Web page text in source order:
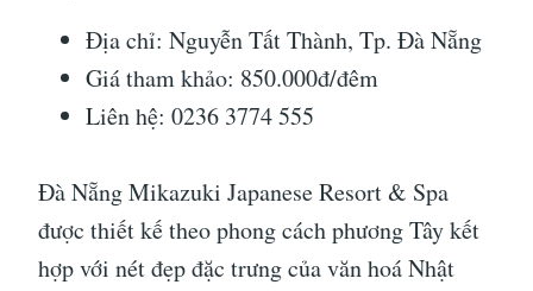
Địa chỉ: Nguyễn Tất Thành, Tp. Đà Nẵng
Giá tham khảo: 850.000đ/đêm
Liên hệ: 0236 3774 555
Đà Nẵng Mikazuki Japanese Resort & Spa
được thiết kế theo phong cách phương Tây kết
hợp với nét đẹp đặc trưng của văn hoá Nhật